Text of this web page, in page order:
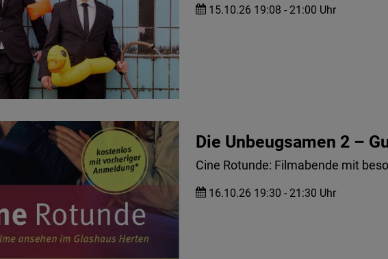
15.10.26 19:08 - 21:00 Uhr
Die Unbeugsamen 2 –
Cine Rotunde: Filmabende mit
16.10.26 19:30 - 21:30 Uhr